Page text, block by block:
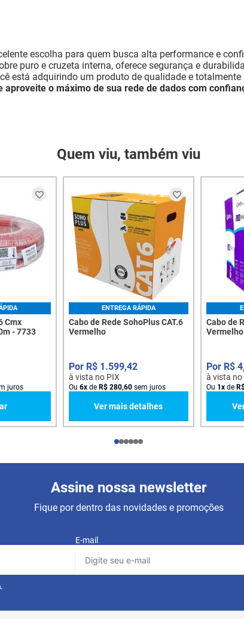
escolha para quem busca alta performance e
puro e cruzeta interna, oferece segurança e
está adquirindo um produto de qualidade e totalmente
aproveite o máximo de sua rede de dados com
Quem viu, também viu
Cmx
- 7733
juros
ENTREGA RÁPIDA
Cabo de Rede SohoPlus CAT.6
Vermelho
R$ 1.599,42
à vista no PIX
Ou 6xde R$ 280,60sem juros
Ver mais detalhes
Cabo de
Vermelho
R$ 4,
à vista no
Ou 1x de
Assine nossa newsletter
Fique por dentro das novidades e promoções
E-mail